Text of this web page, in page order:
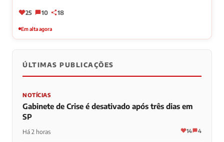
25 10 18
Em alta agora
ÚLTIMAS PUBLICAÇÕES
NOTÍCIAS
Gabinete de Crise é desativado após três dias em
SP
Há 2 horas 14 4